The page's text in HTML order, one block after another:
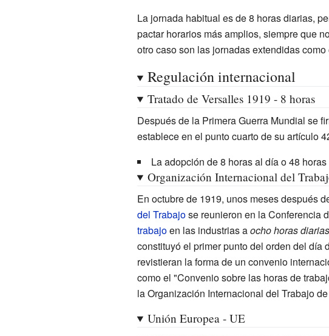
La jornada habitual es de 8 horas diarias,
pactar horarios más amplios, siempre que
otro caso son las jornadas extendidas
Regulación internacional
Tratado de Versalles 1919 - 8 horas
Después de la Primera Guerra Mundial se
establece en el punto cuarto de su artículo
La adopción de 8 horas al día o 48
Organización Internacional del
En octubre de 1919, unos meses después
del Trabajose reunieron en la Conferencia
trabajoen las industrias aocho horas diarias
constituyó el primer punto del orden del
revistieran la forma de un convenio
como el "Convenio sobre las horas de
la Organización Internacional del Trabajo
Unión Europea - UE